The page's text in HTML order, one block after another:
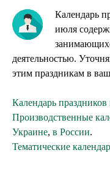
Календарь
июля
деятельностью.
этим праздникам в
Календарь
Производственные
Украине, в России.
Тематические